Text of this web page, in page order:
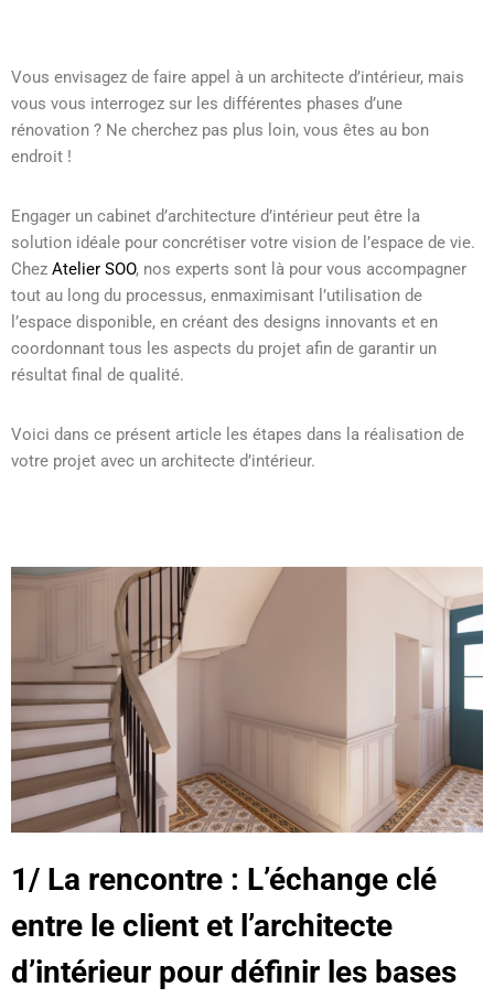
Vous envisagez de faire appel à un architecte d’intérieur, mais
vous vous interrogez sur les différentes phases d’une
rénovation ? Ne cherchez pas plus loin, vous êtes au bon
endroit !
Engager un cabinet d’architecture d’intérieur peut être la
solution idéale pour concrétiser votre vision de l’espace de vie.
Chez Atelier SOO, nos experts sont là pour vous accompagner
tout au long du processus, enmaximisant l’utilisation de
l’espace disponible, en créant des designs innovants et en
coordonnant tous les aspects du projet afin de garantir un
résultat final de qualité.
Voici dans ce présent article les étapes dans la réalisation de
votre projet avec un architecte d’intérieur.
1/ La rencontre : L’échange clé
entre le client et l’architecte
d’intérieur pour définir les bases